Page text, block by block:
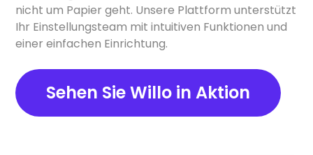
nicht um Papier geht. Unsere Plattform unterstützt
Ihr Einstellungsteam mit intuitiven Funktionen und
einer einfachen Einrichtung.
Sehen Sie Willo in Aktion